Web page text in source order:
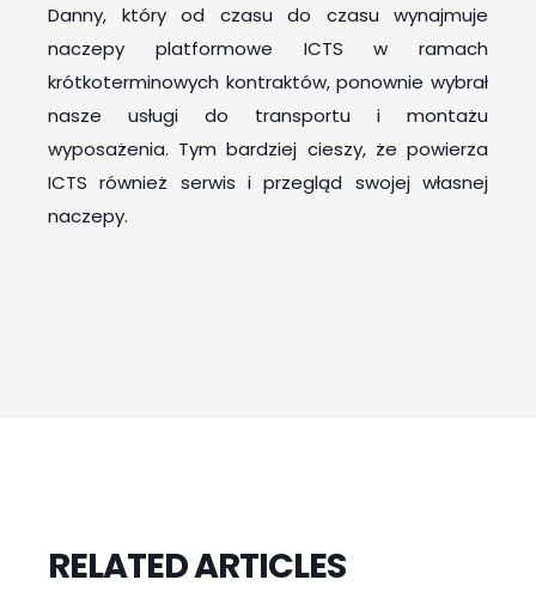
Danny, który od czasu do czasu wynajmuje
naczepy platformowe ICTS w ramach
krótkoterminowych kontraktów, ponownie wybrał
nasze usługi do transportu i montażu
wyposażenia. Tym bardziej cieszy, że powierza
ICTS również serwis i przegląd swojej własnej
naczepy.
RELATED ARTICLES